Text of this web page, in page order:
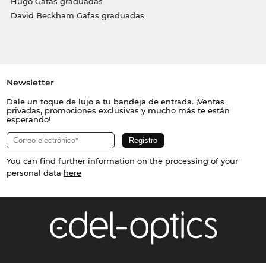
David Beckham Gafas graduadas
Newsletter
Dale un toque de lujo a tu bandeja de entrada. ¡Ventas
privadas, promociones exclusivas y mucho más te están
esperando!
You can find further information on the processing of your
personal data here